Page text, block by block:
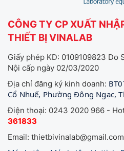
CÔNG TY CP XUẤT
THIẾT BỊ VINALAB
Giấy phép KD: 0109109823 Do
Nội cấp ngày 02/03/2020
Địa chỉ đăng ký kinh doanh:
Cổ Nhuế, Phường Đông Ngạc,
Điện thoại: 0243 2020 966 -
361833
Email: thietbivinalab@gmail.com